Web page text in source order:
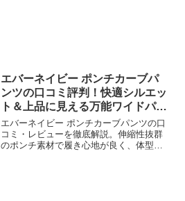
エバーネイビー ポンチカーブパ
ンツの口コミ評判！快適シルエッ
ト＆上品に見える万能ワイドパン
ツ
エバーネイビー ポンチカーブパンツの口
コミ・レビューを徹底解説。伸縮性抜群
のポンチ素材で履き心地が良く、体型カ